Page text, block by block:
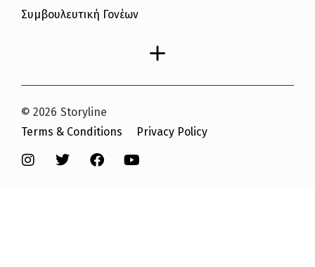
Συμβουλευτική Γονέων
© 2026 Storyline
Terms & Conditions
Privacy Policy